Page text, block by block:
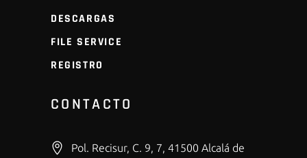
DESCARGAS
FILE SERVICE
REGISTRO
CONTACTO
Pol. Recisur, C. 9, 7, 41500 Alcalá de